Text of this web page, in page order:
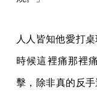
人人皆知他愛打
時候這裡痛那裡
擊，除非真的反